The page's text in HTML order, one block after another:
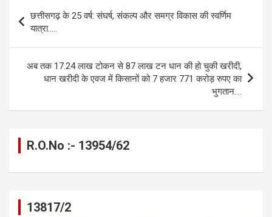
b
o
o
k
n
g
er
s
A
p
p
gr
a
m
n
k
navigation
छत्तीसगढ़ के 25 वर्ष: संघर्ष, संकल्प और समग्र विकास की स्वर्णिम
यात्रा…..
अब तक 17.24 लाख टोकन से 87 लाख टन धान की हो चुकी खरीदी,
धान खरीदी के एवज में किसानों को 7 हजार 771 करोड़ रुपए का
भुगतान….
R.O.No :- 13954/62
13817/2